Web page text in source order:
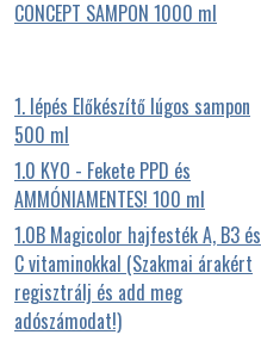
CONCEPT SAMPON 1000 ml
1. lépés Előkészítő lúgos sampon
500 ml
1.0 KYO - Fekete PPD és
AMMÓNIAMENTES! 100 ml
1.0B Magicolor hajfesték A, B3 és
C vitaminokkal (Szakmai árakért
regisztrálj és add meg
adószámodat!)